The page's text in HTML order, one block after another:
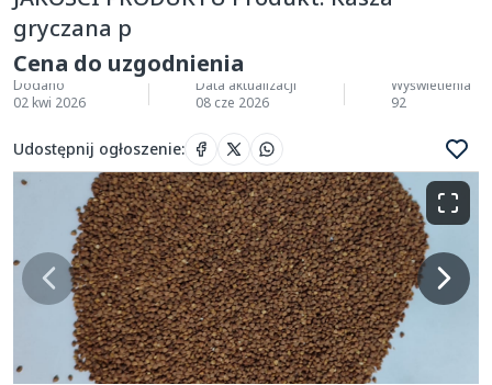
gryczana p
Cena do uzgodnienia
Dodano
02 kwi 2026
Data aktualizacji
08 cze 2026
Wyświetlenia
92
Udostępnij ogłoszenie: